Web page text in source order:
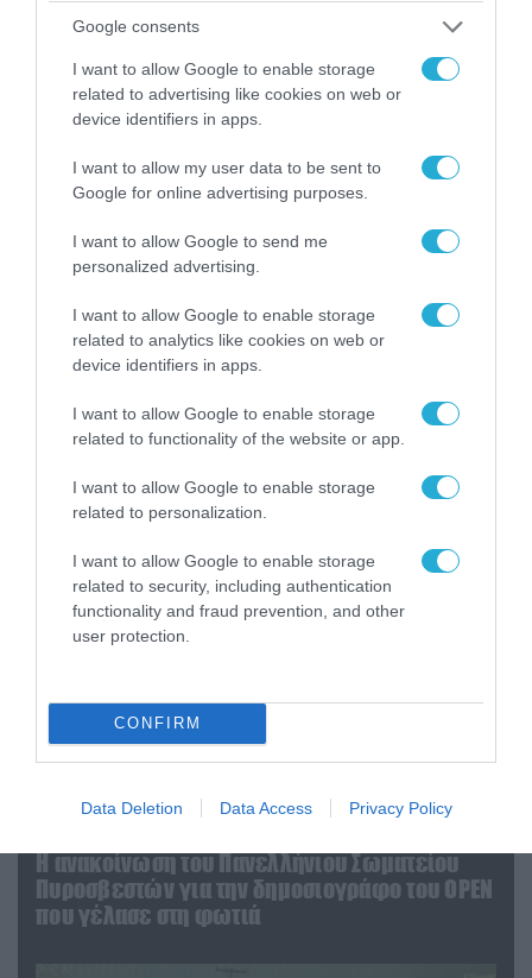
Google consents
I want to allow Google to enable storage
related to advertising like cookies on web or
device identifiers in apps.
I want to allow my user data to be sent to
Google for online advertising purposes.
I want to allow Google to send me
personalized advertising.
I want to allow Google to enable storage
related to analytics like cookies on web or
device identifiers in apps.
I want to allow Google to enable storage
related to functionality of the website or app.
I want to allow Google to enable storage
related to personalization.
I want to allow Google to enable storage
related to security, including authentication
functionality and fraud prevention, and other
user protection.
CONFIRM
Data Deletion Data Access Privacy Policy
06.08.2026 | 09:03
«Οι εντελώς αθώοι»: Η ανάρτηση του Αρκά για
τα ζώα που χάθηκαν στις πυρκαγιές της
Αττικής (φωτο)
04.08.2026 | 15:02
υπουργό Ι.Βαρβιτσιώτη (φωτο)
Η ανακοίνωση του Πανελλήνιου Σωματείου
Πυροσβεστών για την δημοσιογράφο του OPEN
που γέλασε στη φωτιά